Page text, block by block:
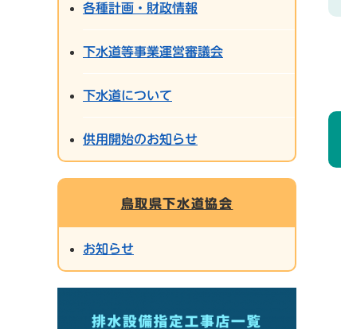
各種計画・財政情報
下水道等事業運営審議会
下水道について
供用開始のお知らせ
鳥取県下水道協会
お知らせ